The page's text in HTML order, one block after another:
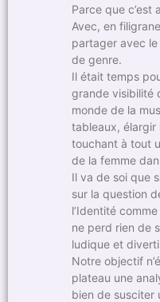
Parce que c’est
Avec, en
partager avec
de genre.
Il était temps
grande visibilité
monde de la
tableaux, élargir
touchant à tout
de la femme
Il va de soi que
sur la question
l’Identité
ne perd rien de
ludique et
Notre objectif
plateau une
bien de susciter